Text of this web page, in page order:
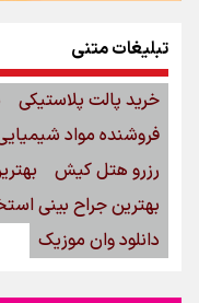
تبلیغات متنی
خرید پالت پلاستیکی
فروشنده مواد
رزرو هتل کیش
بهترین جراح بینی
دانلود وان موزیک